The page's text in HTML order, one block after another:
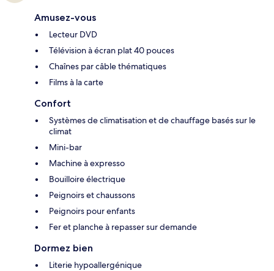
Amusez-vous
Lecteur DVD
Télévision à écran plat 40 pouces
Chaînes par câble thématiques
Films à la carte
Confort
Systèmes de climatisation et de chauffage basés sur le
climat
Mini-bar
Machine à expresso
Bouilloire électrique
Peignoirs et chaussons
Peignoirs pour enfants
Fer et planche à repasser sur demande
Dormez bien
Literie hypoallergénique